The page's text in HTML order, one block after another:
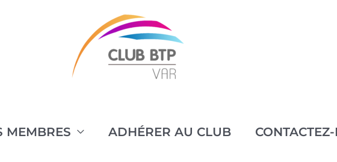
MEMBRES ADHÉRER AU CLUB